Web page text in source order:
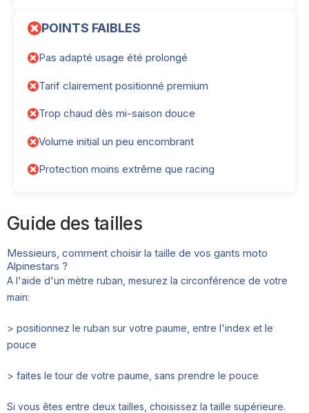
POINTS FAIBLES
Pas adapté usage été prolongé
Tarif clairement positionné premium
Trop chaud dès mi-saison douce
Volume initial un peu encombrant
Protection moins extrême que racing
Guide des tailles
Messieurs, comment choisir la taille de vos gants moto
Alpinestars ?
A l'aide d'un mètre ruban, mesurez la circonférence de votre
main:
> positionnez le ruban sur votre paume, entre l'index et le
pouce
> faites le tour de votre paume, sans prendre le pouce
Si vous êtes entre deux tailles, choisissez la taille supérieure.